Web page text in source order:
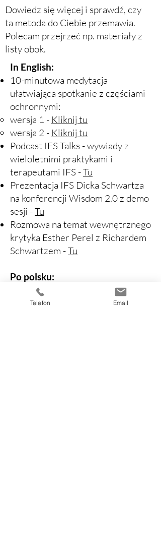
Dowiedz się więcej i sprawdź, czy
ta metoda do Ciebie przemawia.
Polecam przejrzeć np. materiały z
listy obok.
​In English:
10-minutowa medytacja
ułatwiająca spotkanie z częściami
ochronnymi:
wersja 1 - Kliknij tu
wersja 2 - Kliknij tu
Podcast IFS Talks - wywiady z
wieloletnimi praktykami i
terapeutami IFS -Tu
Prezentacja IFS Dicka Schwartza
na konferencji Wisdom 2.0 z demo
sesji -Tu
Rozmowa na temat wewnętrznego
krytyka Esther Perel z Richardem
Schwartzem -Tu
Po polsku:
Artykuł Michała Pasterskiego
wprowadzający do IFS -
Kliknij tu
Telefon Email